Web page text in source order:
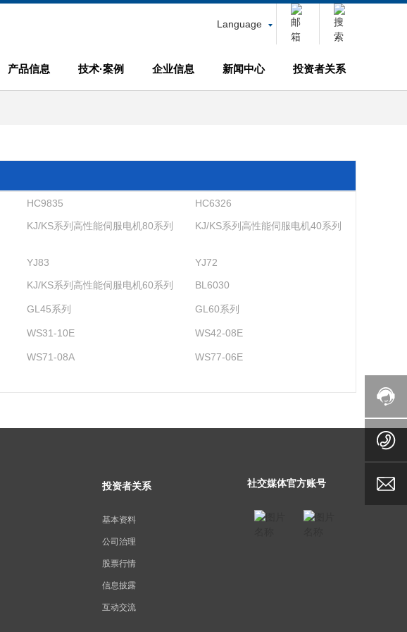
Language
产品信息 技术·案例 企业信息 新闻中心 投资者关系
HC9835
HC6326
KJ/KS系列高性能伺服电机80系列 KJ/KS系列高性能伺服电机40系列
YJ83
YJ72
KJ/KS系列高性能伺服电机60系列 BL6030
GL45系列 GL60系列
WS31-10E WS42-08E
WS71-08A
WS77-06E
投资者关系
基本资料
公司治理
股票行情
信息披露
互动交流
社交媒体官方账号